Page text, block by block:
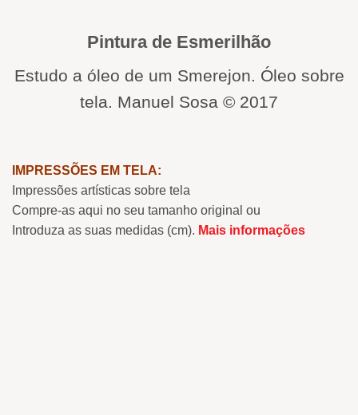
Pintura de Esmerilhão
Estudo a óleo de um Smerejon. Óleo sobre
tela. Manuel Sosa © 2017
IMPRESSÕES EM TELA:
Impressões artísticas sobre tela
Compre-as aqui no seu tamanho original ou
Introduza as suas medidas (cm). Mais informações